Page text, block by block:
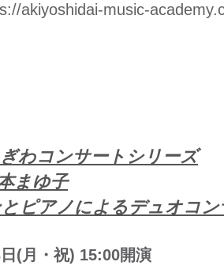
akiyoshidai-music-
わコンサートシリーズ
まゆ子
ピアノによるデュオコン
(月・祝) 15:00開演